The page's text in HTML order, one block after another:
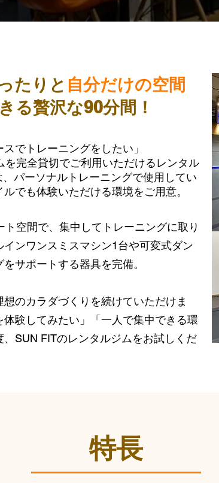
たりと 自分だけの空間
る贅沢な90分間！
でトレーニングをしたい」
完全貸切でご利用いただけるレンタル
パーソナルトレーニングで使用してい
でも体験いただける環境をご用意。
空間で、集中してトレーニングに取り
ンワンスミスマシン1台や可変式ダン
サポートする器具を完備。
のカラダづくりを続けていただけま
験してみたい」「一人で集中できる環
SUN FITのレンタルジムをお試しくだ
特長